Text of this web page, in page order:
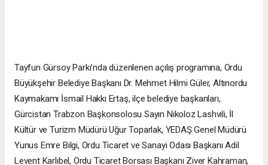
Tayfun Gürsoy Parkı’nda düzenlenen açılış programına, Ordu
Büyükşehir Belediye Başkanı Dr. Mehmet Hilmi Güler, Altınordu
Kaymakamı İsmail Hakkı Ertaş, ilçe belediye başkanları,
Gürcistan Trabzon Başkonsolosu Sayın Nikoloz Lashvili, İl
Kültür ve Turizm Müdürü Uğur Toparlak, YEDAŞ Genel Müdürü
Yunus Emre Bilgi, Ordu Ticaret ve Sanayi Odası Başkanı Adil
Levent Karlıbel, Ordu Ticaret Borsası Başkanı Ziver Kahraman,